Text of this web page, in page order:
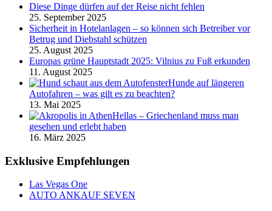
Diese Dinge dürfen auf der Reise nicht fehlen
25. September 2025
Sicherheit in Hotelanlagen – so können sich Betreiber vor
Betrug und Diebstahl schützen
25. August 2025
Europas grüne Hauptstadt 2025: Vilnius zu Fuß erkunden
11. August 2025
Hunde auf längeren
Autofahren – was gilt es zu beachten?
13. Mai 2025
Hellas – Griechenland muss man
gesehen und erlebt haben
16. März 2025
Exklusive Empfehlungen
Las Vegas One
AUTO ANKAUF SEVEN